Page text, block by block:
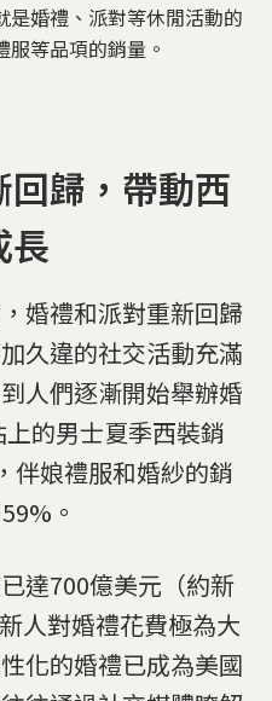
婚禮、派對等休閒活動的
等品項的銷量。
歸，帶動西
長
婚禮和派對重新回歸
久違的社交活動充滿
人們逐漸開始舉辦婚
的男士夏季西裝銷
伴娘禮服和婚紗的銷
。
達700億美元（約新
人對婚禮花費極為大
化的婚禮已成為美國